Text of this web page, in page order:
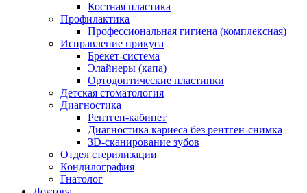
Костная пластика
Профилактика
Профессиональная гигиена (комплексная)
Исправление прикуса
Брекет-система
Элайнеры (капа)
Ортодонтические пластинки
Детская стоматология
Диагностика
Рентген-кабинет
Диагностика кариеса без рентген-снимка
3D-сканирование зубов
Отдел стерилизации
Кондилография
Гнатолог